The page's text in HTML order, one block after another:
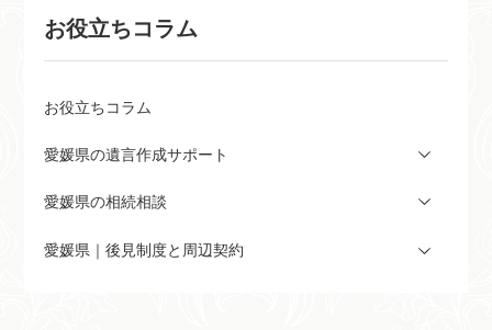
お役立ちコラム
お役立ちコラム
愛媛県の遺言作成サポート
愛媛県の相続相談
愛媛県｜後見制度と周辺契約